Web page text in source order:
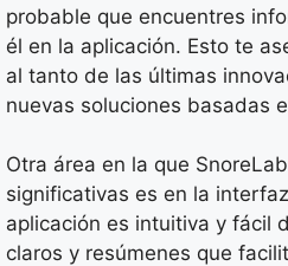
probable que encuentres
él en la aplicación. Esto te
al tanto de las últimas
nuevas soluciones basadas
Otra área en la que
significativas es en la
aplicación es intuitiva y fácil
claros y resúmenes que